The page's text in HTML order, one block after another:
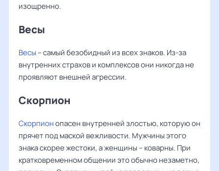
изощренно.
Весы
Весы – самый безобидный из всех знаков. Из-за
внутренних страхов и комплексов они никогда не
проявляют внешней агрессии.
Скорпион
Скорпионопасен внутренней злостью, которую он
прячет под маской вежливости. Мужчины этого
знака скорее жестоки, а женщины – коварны. При
кратковременном общении это обычно незаметно,